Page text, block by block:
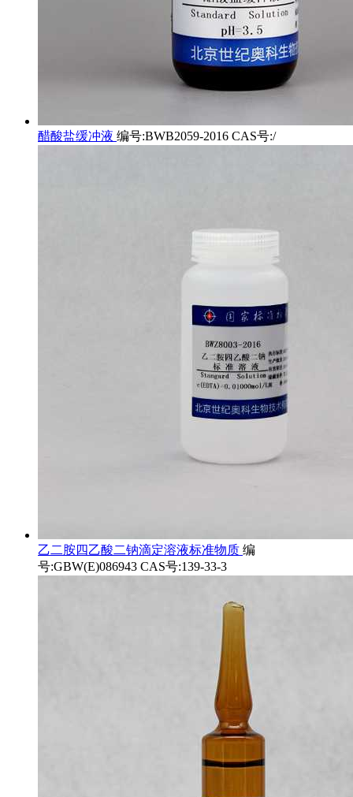
醋酸盐缓冲液 编号:BWB2059-2016 CAS号:/
乙二胺四乙酸二钠滴定溶液标准物质 编
号:GBW(E)086943 CAS号:139-33-3